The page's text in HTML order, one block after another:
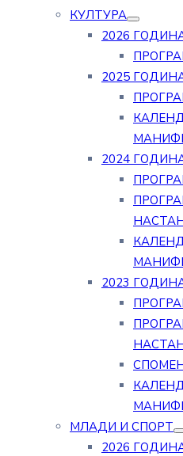
КУЛТУРА
2026
2025
2024
2023
МЛАДИ И СПОРТ
2026